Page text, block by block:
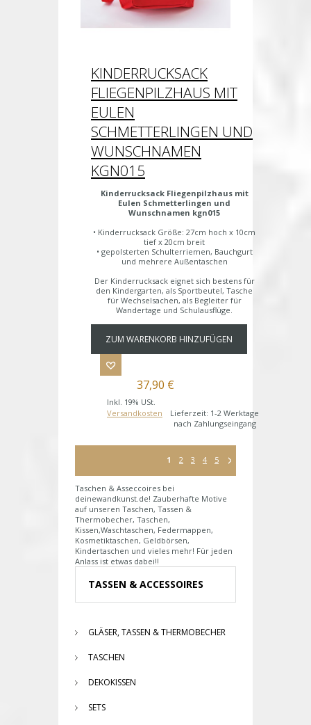
KINDERRUCKSACK
FLIEGENPILZHAUS MIT
EULEN
SCHMETTERLINGEN UND
WUNSCHNAMEN
KGN015
Kinderrucksack Fliegenpilzhaus mit
Eulen Schmetterlingen und
Wunschnamen kgn015
• Kinderrucksack Größe: 27cm hoch x 10cm
tief x 20cm breit
• gepolsterten Schulterriemen, Bauchgurt
und mehrere Außentaschen
Der Kinderrucksack eignet sich bestens für
den Kindergarten, als Sportbeutel, Tasche
für Wechselsachen, als Begleiter für
Wandertage und Schulausflüge.
ZUM WARENKORB HINZUFÜGEN
37,90 €
Inkl. 19% USt.
Versandkosten
Lieferzeit: 1-2 Werktage
nach Zahlungseingang
1 2 3 4 5
Taschen & Asseccoires bei
deinewandkunst.de! Zauberhafte Motive
auf unseren Taschen, Tassen &
Thermobecher, Taschen,
Kissen,Waschtaschen, Federmappen,
Kosmetiktaschen, Geldbörsen,
Kindertaschen und vieles mehr! Für jeden
Anlass ist etwas dabei!!
TASSEN & ACCESSOIRES
GLÄSER, TASSEN & THERMOBECHER
TASCHEN
DEKOKISSEN
SETS